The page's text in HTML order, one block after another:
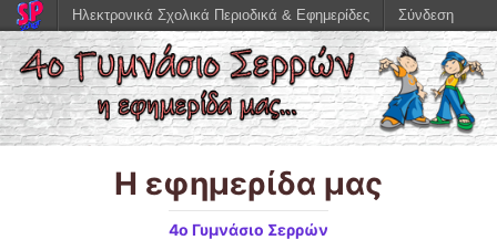
Η εφημερίδα μας
4ο Γυμνάσιο Σερρών
Ηλεκτρονικά Σχολικά Περιοδικά & Εφημερίδες Σύνδεση